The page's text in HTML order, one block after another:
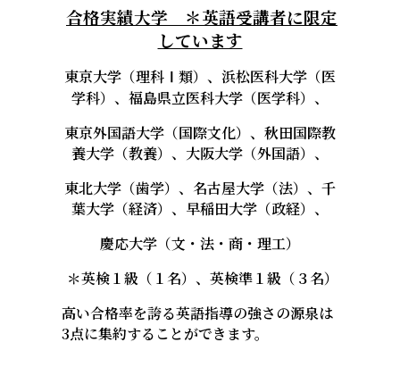
合格実績大学 ＊英語受講者に限定
しています
東京大学（理科Ⅰ類）、浜松医科大学（医
学科）、福島県立医科大学（医学科）、
東京外国語大学（国際文化）、秋田国際教
養大学（教養）、大阪大学（外国語）、
東北大学（歯学）、名古屋大学（法）、千
葉大学（経済）、早稲田大学（政経）、
慶応大学（文・法・商・理工）
＊英検１級（１名）、英検準１級（３名）
高い合格率を誇る英語指導の強さの源泉は
3点に集約することができます。